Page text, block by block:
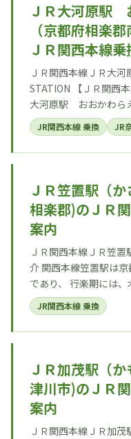
ＪＲ大河原駅
（京都府相楽
ＪＲ関西本線乗
ＪＲ関西本線ＪＲ大
STATION 【ＪＲ関西
大河原駅 おおかわ
JR関西本線 乗換 JR
ＪＲ笠置駅（
相楽郡)のＪＲ
案内
ＪＲ関西本線ＪＲ笠
介 関西本線笠置駅は
であり、 行楽期には
JR関西本線 乗換
ＪＲ加茂駅（
津川市)のＪＲ
案内
ＪＲ関西本線ＪＲ加